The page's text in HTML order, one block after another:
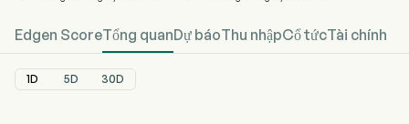
Edgen ScoreTổng quanDự báoThu nhậpCổ tứcTài chính
1D 5D 30D